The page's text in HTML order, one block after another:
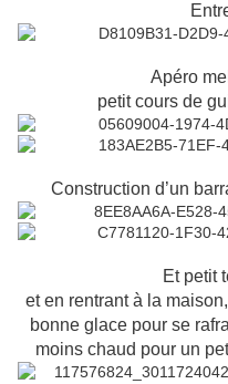
Apéro
petit cours de
Construction d’un
Et petit
et en rentrant à la
bonne glace pour se
moins chaud pour un